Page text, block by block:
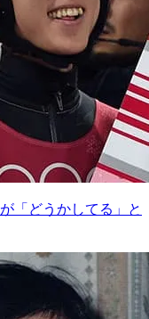
「どうかしてる」と